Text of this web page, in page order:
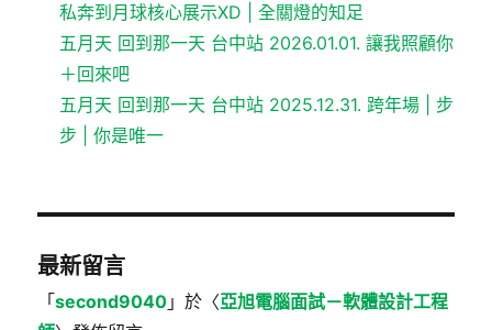
私奔到月球核心展示XD | 全關燈的知足
五月天 回到那一天 台中站 2026.01.01. 讓我照顧你
＋回來吧
五月天 回到那一天 台中站 2025.12.31. 跨年場 | 步
步 | 你是唯一
最新留言
「second9040 」於〈亞旭電腦面試－軟體設計工程